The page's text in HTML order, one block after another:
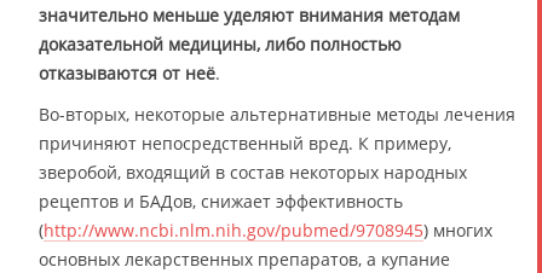
значительно меньше уделяют внимания методам
доказательной медицины, либо полностью
отказываются от неё.
Во-вторых, некоторые альтернативные методы лечения
причиняют непосредственный вред. К примеру,
зверобой, входящий в состав некоторых народных
рецептов и БАДов, снижает эффективность
(http://www.ncbi.nlm.nih.gov/pubmed/9708945) многих
основных лекарственных препаратов, а купание